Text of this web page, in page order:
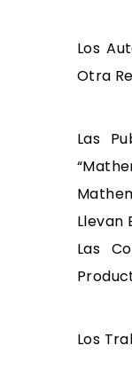
Los
Otra
Las
Llevan
Las
Los